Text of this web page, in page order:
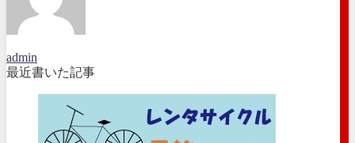
admin
最近書いた記事